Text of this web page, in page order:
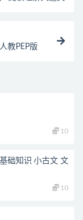
教PEP版
10
础知识 小古文 文
10